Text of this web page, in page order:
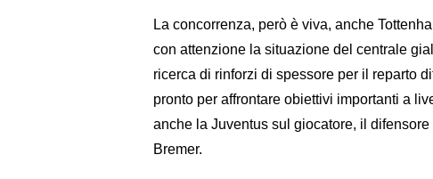
La concorrenza, però è viva, anche
con attenzione la situazione del centrale
ricerca di rinforzi di spessore per il reparto
pronto per affrontare obiettivi importanti a
anche la Juventus sul giocatore, il
Bremer.